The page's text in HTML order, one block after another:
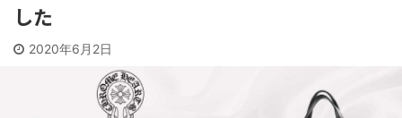
した
2020年6月2日